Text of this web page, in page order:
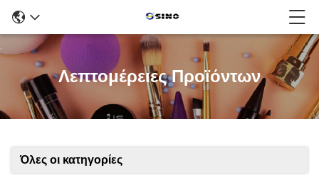
Λεπτομέρειες Προϊόντων
Όλες οι κατηγορίες